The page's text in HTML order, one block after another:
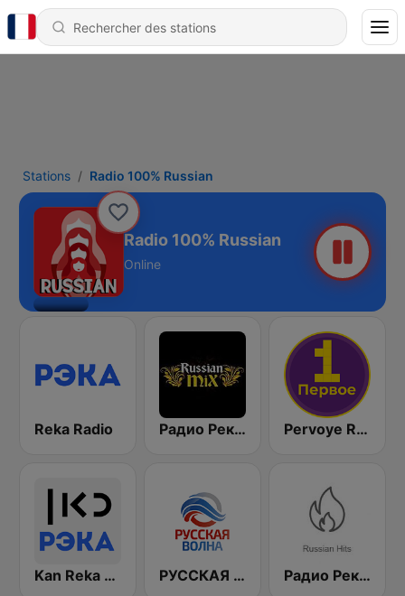
Stations Radio 100% Russian
Radio 100% Russian
Online
Reka Radio Радио Рекорд Russian Mix (Radio Record Russian Mix) Pervoye Radio 89.1 FM (Первое радио)
Kan Reka (Кан РЭКА) РУССКАЯ ВОЛНА - Russian Wave Радио Рекорд Russian Hits